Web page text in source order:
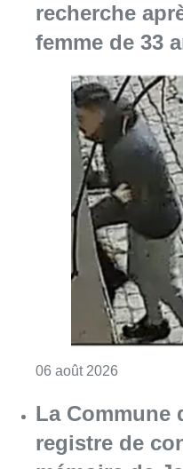
06 août 2026
La
registre de
mémoire de
commerçant
braquage